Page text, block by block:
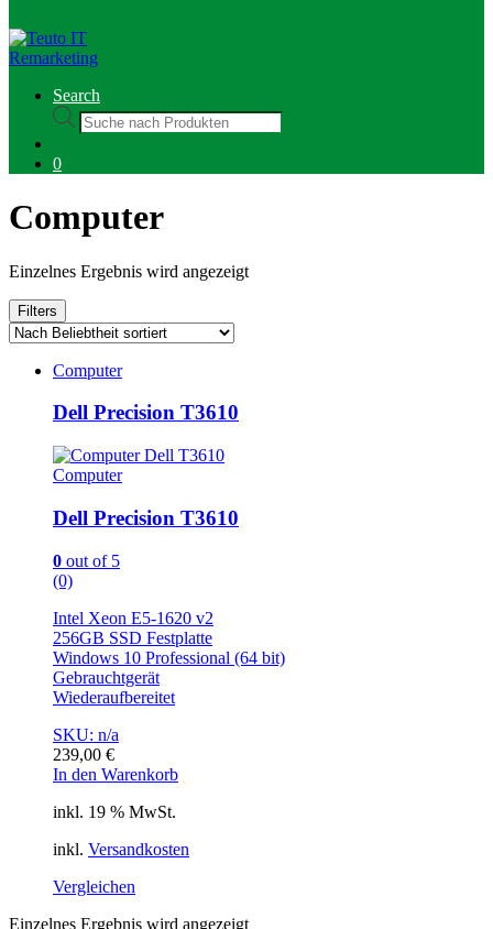
Search
Products
search
0
Computer
Einzelnes Ergebnis wird angezeigt
Filters
Computer
Dell Precision T3610
Computer
Dell Precision T3610
0 out of 5
(0)
Intel Xeon E5-1620 v2
256GB SSD Festplatte
Windows 10 Professional (64 bit)
Gebrauchtgerät
Wiederaufbereitet
SKU: n/a
239,00 €
In den Warenkorb
inkl. 19 % MwSt.
inkl. Versandkosten
Vergleichen
Einzelnes Ergebnis wird angezeigt